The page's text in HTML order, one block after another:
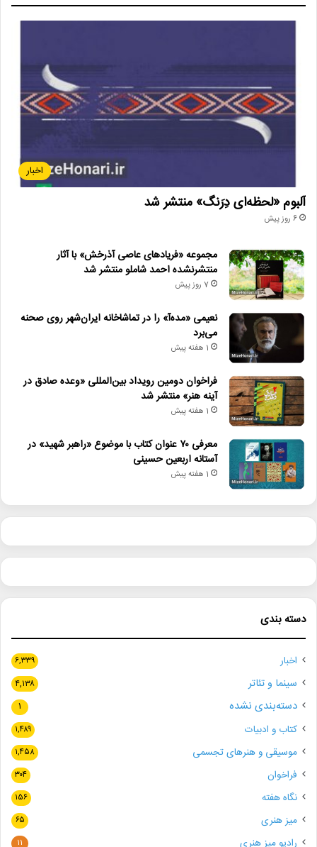
اخبار
آلبوم «لحظه‌ای دِرَنگ» منتشر شد
6 روز پیش
مجموعه «فریادهای عاصی آذرخش» با آثار
منتشرنشده احمد شاملو منتشر شد
7 روز پیش
نعیمی «مده‌آ» را در تماشاخانه ایران‌شهر روی صحنه
می‌برد
1 هفته پیش
فراخوان دومین رویداد بین‌المللی «وعده صادق در
آینه هنر» منتشر شد
1 هفته پیش
معرفی ۷۰ عنوان کتاب با موضوع «راهبر شهید» در
آستانه اربعین حسینی
1 هفته پیش
دسته بندی
اخبار ۶,۳۳۹
سینما و تئاتر ۴,۱۳۸
دسته‌بندی نشده ۱
کتاب و ادبیات ۱,۴۸۹
موسیقی و هنرهای تجسمی ۱,۴۵۸
فراخوان ۳۰۴
نگاه هفته ۱۵۶
میز هنری ۶۵
رادیو میز هنری ۱۱